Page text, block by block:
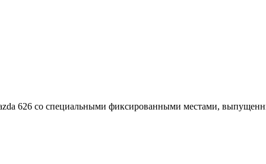
626 со специальными фиксированными местами,